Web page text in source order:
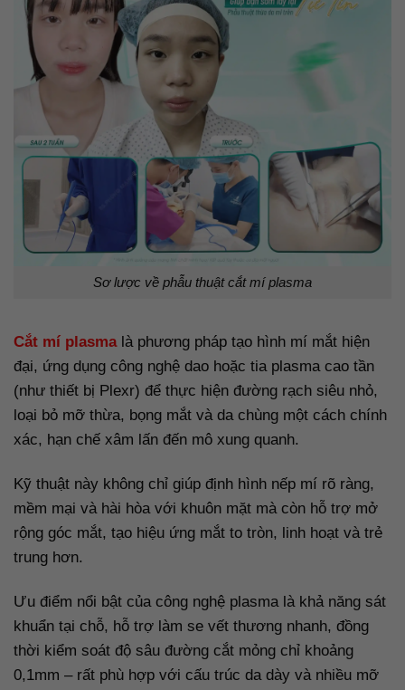
Sơ lược về phẫu thuật cắt mí plasma
Cắt mí plasmalà phương pháp tạo hình mí mắt hiện
đại, ứng dụng công nghệ dao hoặc tia plasma cao tần
(như thiết bị Plexr) để thực hiện đường rạch siêu nhỏ,
loại bỏ mỡ thừa, bọng mắt và da chùng một cách chính
xác, hạn chế xâm lấn đến mô xung quanh.
Kỹ thuật này không chỉ giúp định hình nếp mí rõ ràng,
mềm mại và hài hòa với khuôn mặt mà còn hỗ trợ mở
rộng góc mắt, tạo hiệu ứng mắt to tròn, linh hoạt và trẻ
trung hơn.
Ưu điểm nổi bật của công nghệ plasma là khả năng sát
khuẩn tại chỗ, hỗ trợ làm se vết thương nhanh, đồng
thời kiểm soát độ sâu đường cắt mỏng chỉ khoảng
0,1mm – rất phù hợp với cấu trúc da dày và nhiều mỡ